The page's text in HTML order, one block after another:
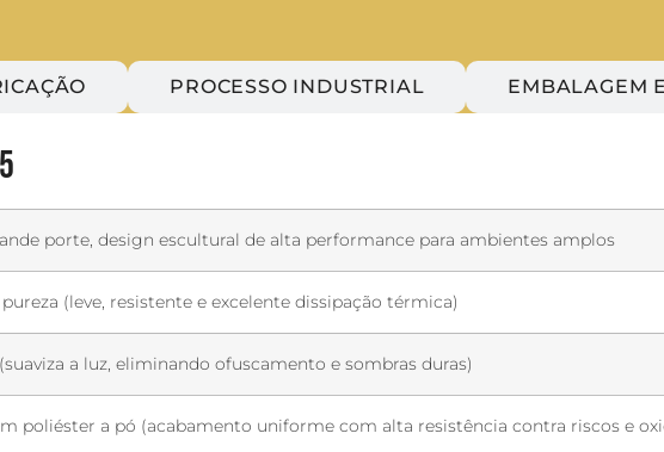
PROCESSO INDUSTRIAL EMBALAGEM
porte, design escultural de alta performance para ambientes amplos
(leve, resistente e excelente dissipação térmica)
a luz, eliminando ofuscamento e sombras duras)
poliéster a pó (acabamento uniforme com alta resistência contra riscos e